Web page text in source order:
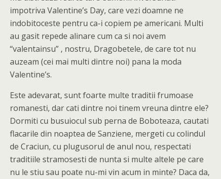
impotriva Valentine’s Day, care vezi doamne ne
indobitoceste pentru ca-i copiem pe americani. Multi
au gasit repede alinare cum ca si noi avem
“valentainsu” , nostru, Dragobetele, de care tot nu
auzeam (cei mai multi dintre noi) pana la moda
Valentine’s.
Este adevarat, sunt foarte multe traditii frumoase
romanesti, dar cati dintre noi tinem vreuna dintre ele?
Dormiti cu busuiocul sub perna de Boboteaza, cautati
flacarile din noaptea de Sanziene, mergeti cu colindul
de Craciun, cu plugusorul de anul nou, respectati
traditiile stramosesti de nunta si multe altele pe care
nu le stiu sau poate nu-mi vin acum in minte? Daca da,